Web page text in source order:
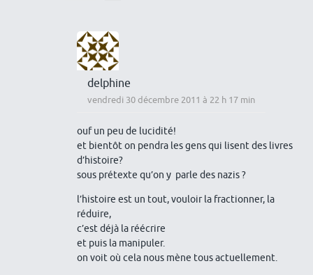
delphine
vendredi 30 décembre 2011 à 22 h 17 min
ouf un peu de lucidité!
et bientôt on pendra les gens qui lisent des livres
d’histoire?
sous prétexte qu’on y parle des nazis ?
l’histoire est un tout, vouloir la fractionner, la
réduire,
c’est déjà la réécrire
et puis la manipuler.
on voit où cela nous mène tous actuellement.